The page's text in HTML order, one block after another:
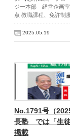
ジー本部 経営企画室
点 教職課程、免許制
2025.05.19
No.1791号（
長塾 では「生
掲載